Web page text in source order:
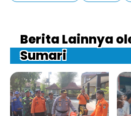
Berita Lainnya
Sumari